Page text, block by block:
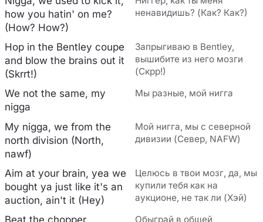
how you hatin' on me?
(How? How?)
ненавидишь? (Как? Как?)
Hop in the Bentley coupe
and blow the brains out it
(Skrrt!)
Запрыгиваю в Bentley,
вышибите из него мозги
(Скрр!)
We not the same, my
nigga
Мы разные, мой нигга
My nigga, we from the
north division (North,
nawf)
Мой нигга, мы с северной
дивизии (Север, NAFW)
Aim at your brain, yea we
bought ya just like it's an
auction, ain't it (Hey)
Целюсь в твои мозг, да, мы
купили тебя как на
аукционе, не так ли (Хэй)
Обыграй в общей